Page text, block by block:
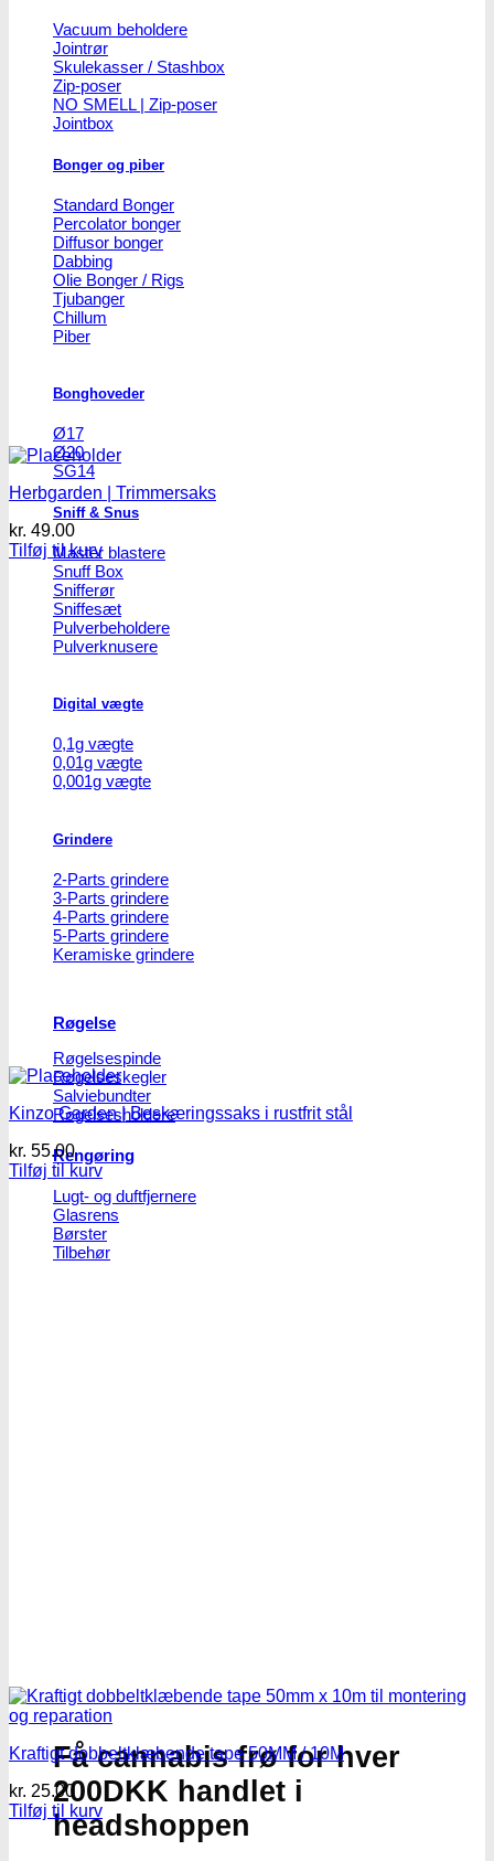
Vacuum beholdere
Jointrør
Skulekasser / Stashbox
Zip-poser
NO SMELL | Zip-poser
Jointbox
Bonger og piber
Standard Bonger
Percolator bonger
Diffusor bonger
Dabbing
Olie Bonger / Rigs
Tjubanger
Chillum
Piber
Bonghoveder
Ø17
Ø20
SG14
Sniff & Snus
Master blastere
Snuff Box
Snifferør
Sniffesæt
Pulverbeholdere
Pulverknusere
Digital vægte
0,1g vægte
0,01g vægte
0,001g vægte
Grindere
2-Parts grindere
3-Parts grindere
4-Parts grindere
5-Parts grindere
Keramiske grindere
Røgelse
Røgelsespinde
Røgelseskegler
Salviebundter
Røgelsesholdere
Rengøring
Lugt- og duftfjernere
Glasrens
Børster
Tilbehør
Få cannabis frø for hver
200DKK handlet i
headshoppen
Herbgarden | Trimmersaks
kr. 49.00
Tilføj til kurv
Kinzo Garden | Beskæringssaks i rustfrit stål
kr. 55.00
Tilføj til kurv
Kraftigt dobbeltklæbende tape 50MM / 10M
kr. 25.00
Tilføj til kurv